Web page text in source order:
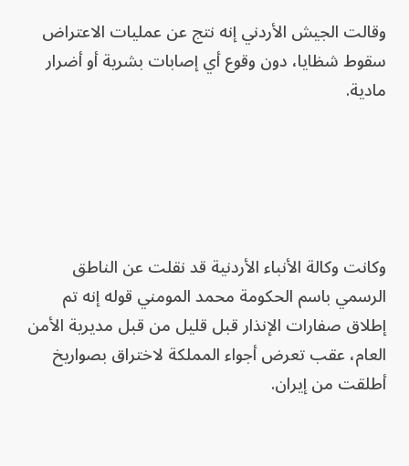
وقالت الجيش الأردني إنه نتج عن عمليات الاعتراض
سقوط شظايا، دون وقوع أي إصابات بشرية أو أضرار
مادية.
وكانت وكالة الأنباء الأردنية قد نقلت عن الناطق
الرسمي ⁠باسم ‌الحكومة محمد المومني قوله إنه تم ​
إطلاق صفارات ⁠الإنذار قبل قليل من قبل ⁠مديرية الأمن
العام، عقب تعرض أجواء المملكة ​لاختراق بصواريخ
أطلقت من إيران.